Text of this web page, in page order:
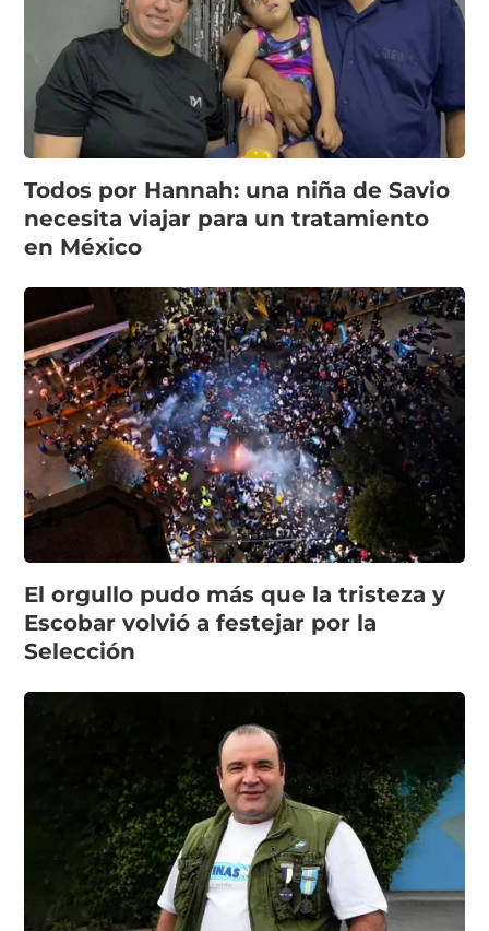
Todos por Hannah: una niña de Savio
necesita viajar para un tratamiento
en México
El orgullo pudo más que la tristeza y
Escobar volvió a festejar por la
Selección